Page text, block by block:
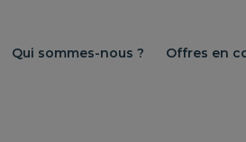
Qui sommes-nous ? Offres en